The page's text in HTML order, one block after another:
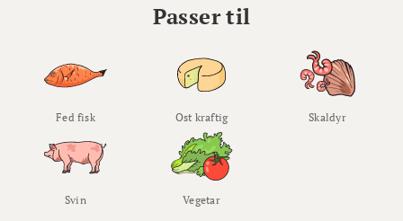
Passer til
Fed fisk Ost kraftig Skaldyr
Svin Vegetar